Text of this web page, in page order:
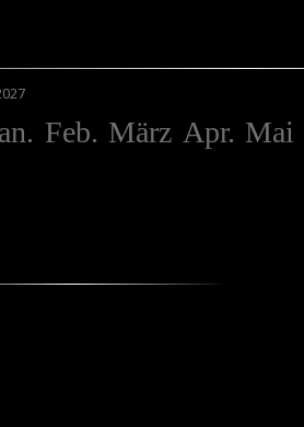
Feb. März Apr. Mai